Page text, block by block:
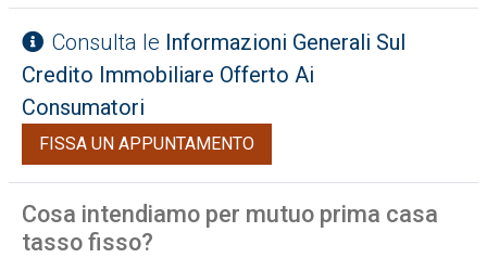
Consulta le Informazioni Generali Sul
Credito Immobiliare Offerto Ai
Consumatori
FISSA UN APPUNTAMENTO
Cosa intendiamo per mutuo prima casa
tasso fisso?